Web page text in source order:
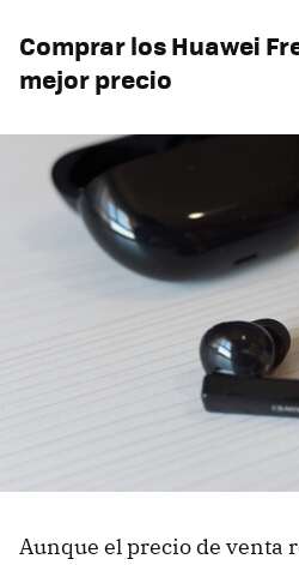
Comprar los Huawei
mejor precio
Aunque el precio de venta